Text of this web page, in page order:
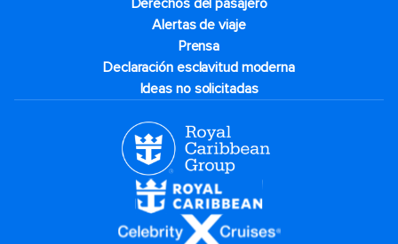
Derechos del pasajero
Alertas de viaje
Prensa
Declaración esclavitud moderna
Ideas no solicitadas